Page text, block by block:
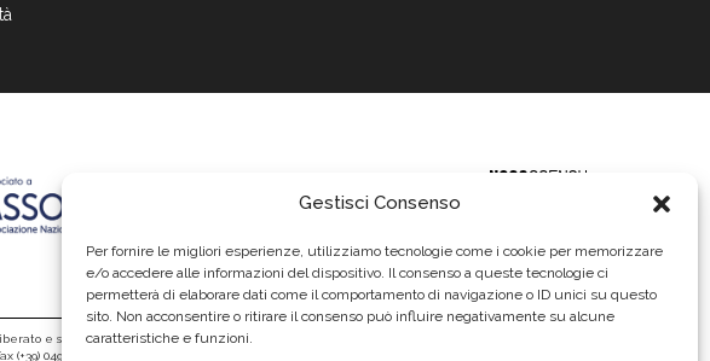
Gestisci Consenso
Per fornire le migliori esperienze, utilizziamo tecnologie come i cookie per memorizzare
e/o accedere alle informazioni del dispositivo. Il consenso a queste tecnologie ci
permetterà di elaborare dati come il comportamento di navigazione o ID unici su questo
sito. Non acconsentire o ritirare il consenso può influire negativamente su alcune
caratteristiche e funzioni.
e sottoscritto per € 6.620.640,00
(+39) 049 89 35 068 /